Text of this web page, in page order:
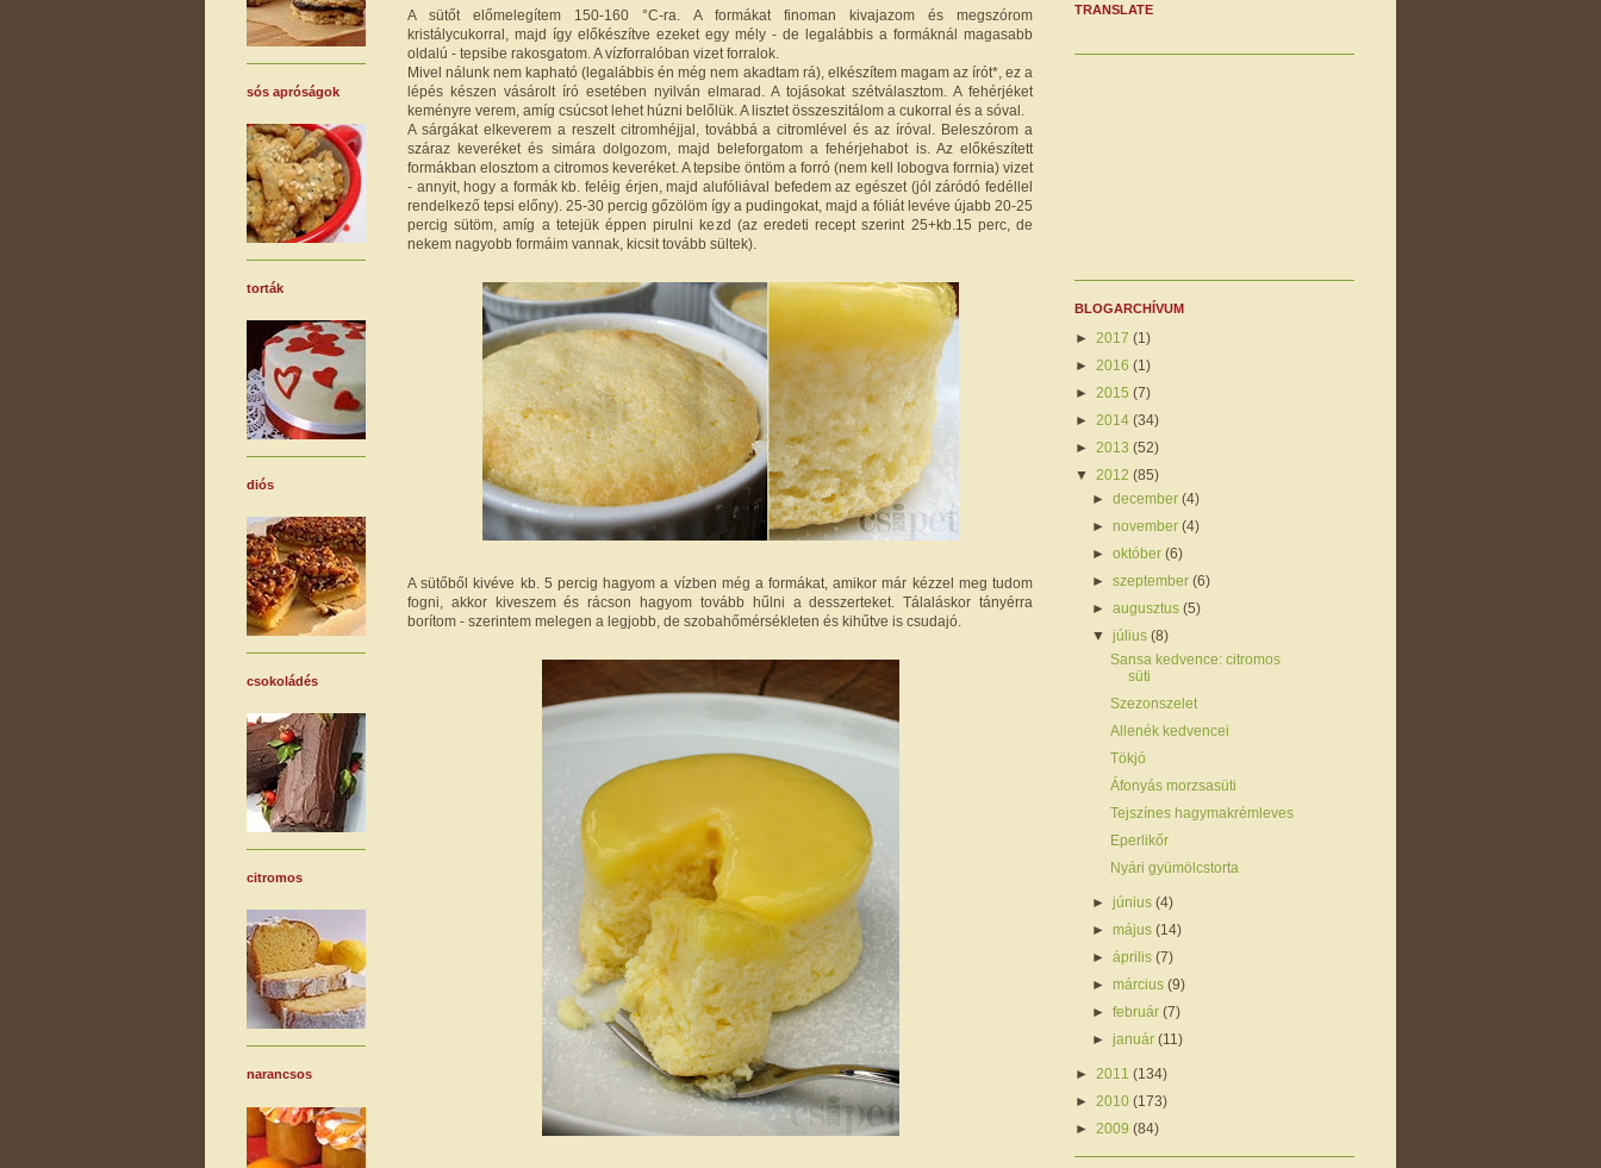
A sütőt előmelegítem 150-160 °C-ra. A formákat finoman kivajazom és megszórom
kristálycukorral, majd így előkészítve ezeket egy mély - de legalábbis a formáknál magasabb
oldalú - tepsibe rakosgatom. A vízforralóban vizet forralok.
Mivel nálunk nem kapható (legalábbis én még nem akadtam rá), elkészítem magam az írót*, ez a
lépés készen vásárolt író esetében nyilván elmarad. A tojásokat szétválasztom. A fehérjéket
keményre verem, amíg csúcsot lehet húzni belőlük. A lisztet összeszitálom a cukorral és a sóval.
A sárgákat elkeverem a reszelt citromhéjjal, továbbá a citromlével és az íróval. Beleszórom a
száraz keveréket és simára dolgozom, majd beleforgatom a fehérjehabot is. Az előkészített
formákban elosztom a citromos keveréket. A tepsibe öntöm a forró (nem kell lobogva forrnia) vizet
- annyit, hogy a formák kb. feléig érjen, majd alufóliával befedem az egészet (jól záródó fedéllel
rendelkező tepsi előny). 25-30 percig gőzölöm így a pudingokat, majd a fóliát levéve újabb 20-25
percig sütöm, amíg a tetejük éppen pirulni kezd (az eredeti recept szerint 25+kb.15 perc, de
nekem nagyobb formáim vannak, kicsit tovább sültek).
A sütőből kivéve kb. 5 percig hagyom a vízben még a formákat, amikor már kézzel meg tudom
fogni, akkor kiveszem és rácson hagyom tovább hűlni a desszerteket. Tálaláskor tányérra
borítom - szerintem melegen a legjobb, de szobahőmérsékleten és kihűtve is csudajó.
sós apróságok
torták
diós
csokoládés
citromos
narancsos
TRANSLATE
BLOGARCHÍVUM
► 2017 (1)
► 2016 (1)
► 2015 (7)
► 2014 (34)
► 2013 (52)
▼ 2012 (85)
►december(4)
►november(4)
►október(6)
►szeptember(6)
►augusztus(5)
▼július(8)
Sansa kedvence: citromos
süti
Szezonszelet
Allenék kedvencei
Tökjó
Áfonyás morzsasüti
Tejszínes hagymakrémleves
Eperlikőr
Nyári gyümölcstorta
►június(4)
►május(14)
►április(7)
►március(9)
►február(7)
►január(11)
► 2011 (134)
► 2010 (173)
► 2009 (84)